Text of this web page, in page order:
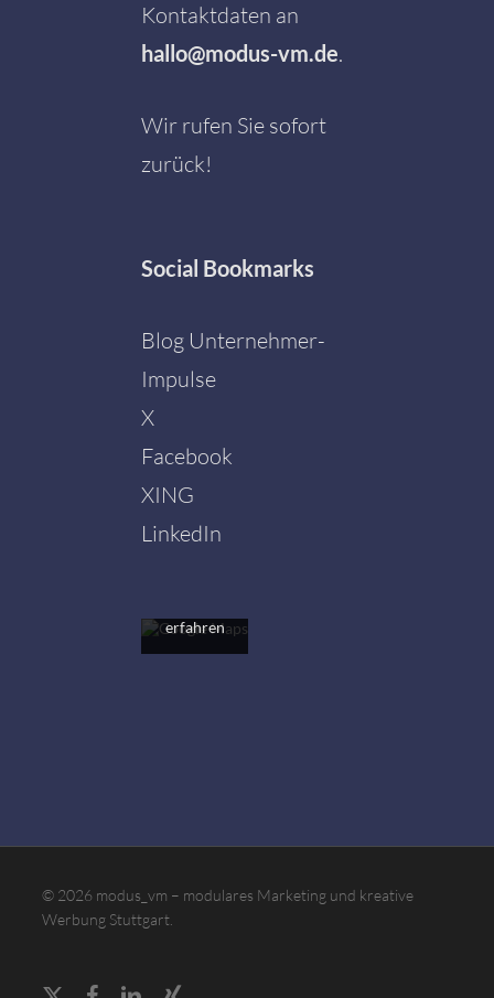
Kontaktdaten an
hallo@modus-vm.de.
Wir rufen Sie sofort
zurück!
Social Bookmarks
Blog Unternehmer-
Impulse
X
Facebook
XING
LinkedIn
Mit dem
Karte
Sie die
erfahren
© 2026 modus_vm – modulares Marketing und kreative
Werbung Stuttgart.
x- facebooklinkedinxing